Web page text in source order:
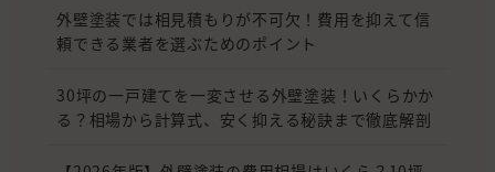
外壁塗装では相見積もりが不可欠！費用を抑えて信
頼できる業者を選ぶためのポイント
30坪の一戸建てを一変させる外壁塗装！いくらかか
る？相場から計算式、安く抑える秘訣まで徹底解剖